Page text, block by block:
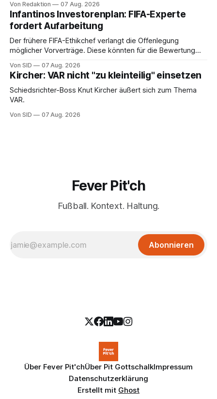
Von Redaktion 07 Aug. 2026
Infantinos Investorenplan: FIFA-Experte
fordert Aufarbeitung
Der frühere FIFA-Ethikchef verlangt die Offenlegung
möglicher Vorverträge. Diese könnten für die Bewertung
Von SID 07 Aug. 2026
Kircher: VAR nicht "zu kleinteilig" einsetzen
Schiedsrichter-Boss Knut Kircher äußert sich zum Thema
VAR.
Von SID 07 Aug. 2026
Fever Pit'ch
Fußball. Kontext. Haltung.
Abonnieren
Über Fever Pit'chÜber Pit GottschalkImpressum
Datenschutzerklärung
Erstellt mit Ghost